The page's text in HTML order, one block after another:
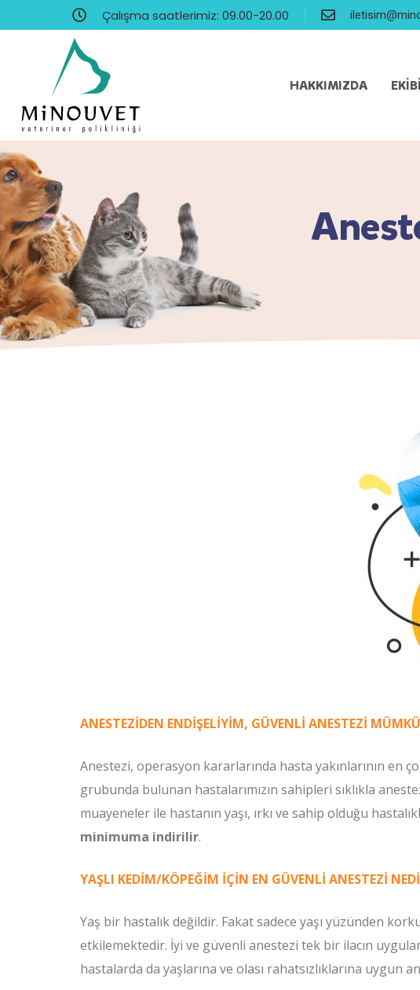
Çalışma saatlerimiz: 09.00-20.00
HAKKIMIZDA
ANESTEZİDEN ENDİŞELİYİM, GÜVENLİ ANESTEZİ
Anestezi, operasyon kararlarında hasta yakınlarının
grubunda bulunan hastalarımızın sahipleri sıklıkla
muayeneler ile hastanın yaşı, ırkı ve sahip olduğu
minimuma indirilir.
YAŞLI KEDİM/KÖPEĞİM İÇİN EN GÜVENLİ ANESTEZİ
Yaş bir hastalık değildir. Fakat sadece yaşı yüzünden
etkilemektedir. İyi ve güvenli anestezi tek bir ilacın
hastalarda da yaşlarına ve olası rahatsızlıklarına uygun